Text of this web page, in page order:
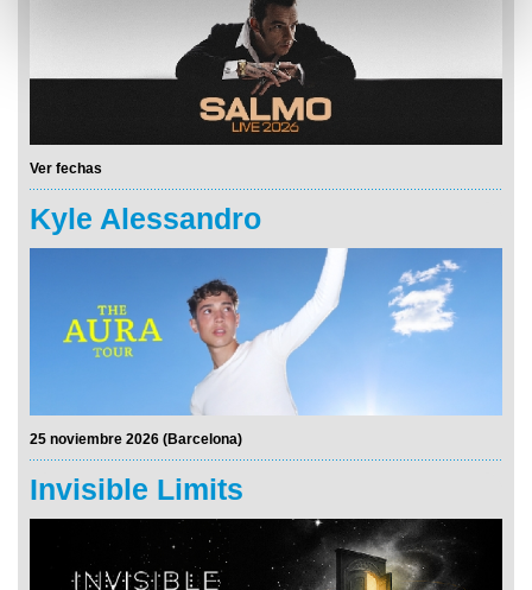
Ver fechas
Kyle Alessandro
25 noviembre 2026 (Barcelona)
Invisible Limits